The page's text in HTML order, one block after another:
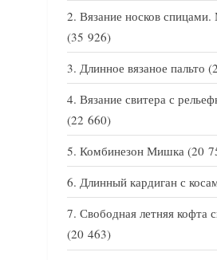
Вязание носков спицами.
(35 926)
Длинное вязаное пальто
Вязание свитера с
(22 660)
Комбинезон Мишка (20
Длинный кардиган с
Свободная летняя кофта
(20 463)